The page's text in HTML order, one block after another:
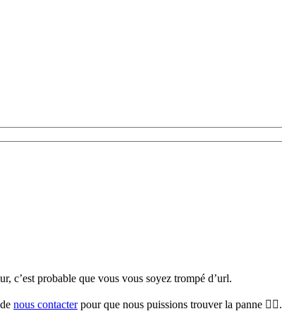
c’est probable que vous vous soyez trompé d’url.
nous contacterpour que nous puissions trouver la panne 🕵️‍♀️.